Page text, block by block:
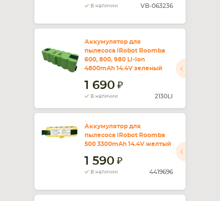
В наличии VB-063236
Аккумулятор для
пылесоса iRobot Roomba
600, 800, 980 Li-ion
4800mAh 14.4V зеленый
1 690
В наличии 2130LI
Аккумулятор для
пылесоса iRobot Roomba
500 3300mAh 14.4V желтый
1 590
В наличии 4419696